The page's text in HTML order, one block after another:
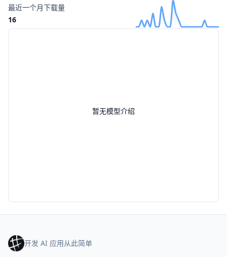
暂无模型介绍
最近一个月下载量
16
开发 AI 应用从此简单